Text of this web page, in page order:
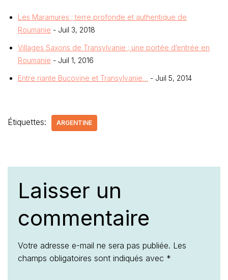
Les Maramures ; terre profonde et authentique de
Roumanie - Juil 3, 2018
Villages Saxons de Transylvanie ; une portée d’entrée en
Roumanie - Juil 1, 2016
Entre riante Bucovine et Transylvanie… - Juil 5, 2014
Étiquettes: ARGENTINE
Laisser un
commentaire
Votre adresse e-mail ne sera pas publiée. Les
champs obligatoires sont indiqués avec *